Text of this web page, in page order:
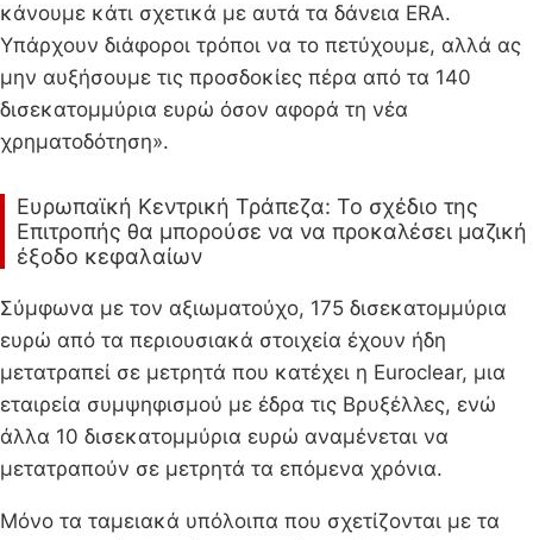
κάνουμε κάτι σχετικά με αυτά τα δάνεια ERA.
Υπάρχουν διάφοροι τρόποι να το πετύχουμε, αλλά ας
μην αυξήσουμε τις προσδοκίες πέρα ​​από τα 140
δισεκατομμύρια ευρώ όσον αφορά τη νέα
χρηματοδότηση».
Ευρωπαϊκή Κεντρική Τράπεζα: Το σχέδιο της
Επιτροπής θα μπορούσε να να προκαλέσει μαζική
έξοδο κεφαλαίων
Σύμφωνα με τον αξιωματούχο, 175 δισεκατομμύρια
ευρώ από τα περιουσιακά στοιχεία έχουν ήδη
μετατραπεί σε μετρητά που κατέχει η Euroclear, μια
εταιρεία συμψηφισμού με έδρα τις Βρυξέλλες, ενώ
άλλα 10 δισεκατομμύρια ευρώ αναμένεται να
μετατραπούν σε μετρητά τα επόμενα χρόνια.
Μόνο τα ταμειακά υπόλοιπα που σχετίζονται με τα